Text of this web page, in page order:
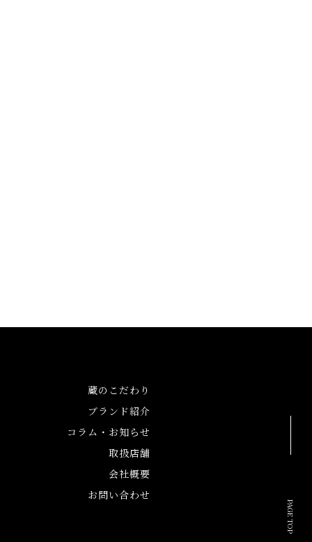
蔵のこだわり
ブランド紹介
コラム・お知らせ
取扱店舗
会社概要
お問い合わせ
PAGE TOP